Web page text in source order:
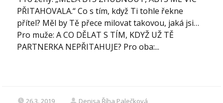
PŘITAHOVALA.“ Co s tím, když Ti tohle řekne
přítel? Měl by Tě přece milovat takovou, jaká jsi…
Pro muže: A CO DĚLAT S TÍM, KDYŽ UŽ TĚ
PARTNERKA NEPŘITAHUJE? Pro oba:...
26.3. 2019 Denisa Říha Palečková